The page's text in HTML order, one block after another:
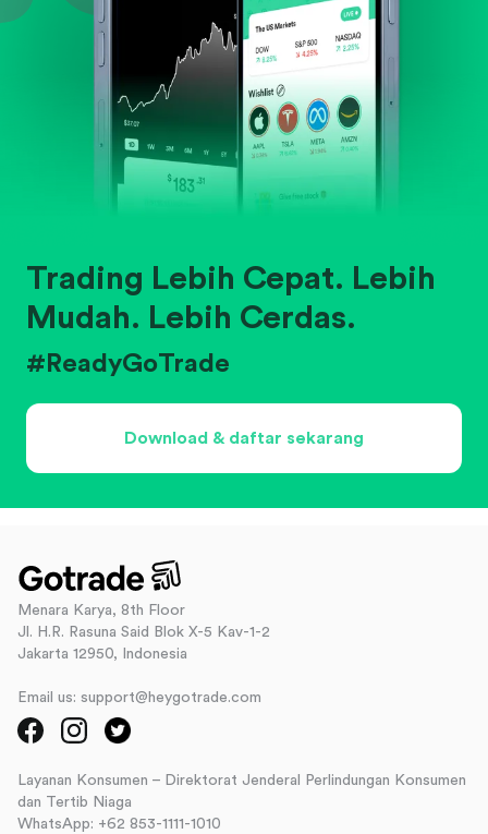
Trading Lebih Cepat. Lebih
Mudah. Lebih Cerdas.
#ReadyGoTrade
Download & daftar sekarang
Menara Karya, 8th Floor
Jl. H.R. Rasuna Said Blok X-5 Kav-1-2
Jakarta 12950, Indonesia
Email us: support@heygotrade.com
Layanan Konsumen – Direktorat Jenderal Perlindungan Konsumen
dan Tertib Niaga
WhatsApp: +62 853-1111-1010